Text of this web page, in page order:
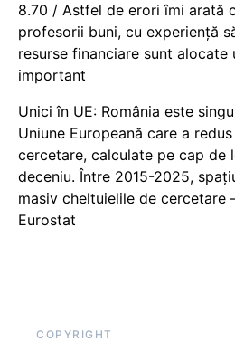
8.70 / Astfel de erori îmi arată
profesorii buni, cu experiență
resurse financiare sunt
important
Unici în UE: România este
Uniune Europeană care a
cercetare, calculate pe cap de
deceniu. Între 2015-2025,
masiv cheltuielile de cercetare
Eurostat
COPYRIGHT